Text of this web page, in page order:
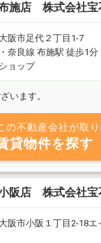
施店 株式会社宝
阪市足代２丁目1-7
奈良線 布施駅 徒歩1分
ョップ
います。
の不動産会社が取り
貸物件を探す
阪店 株式会社宝
阪市小阪１丁目2-18